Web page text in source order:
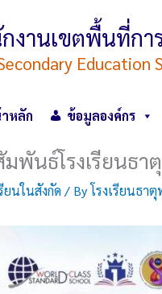
งานเขตพื้นที่ก
Education
หลัก ข้อมูลองค์กร
พันธ์โรงเรียนธา
ยนในสังกัด / Byโรงเรียนธา